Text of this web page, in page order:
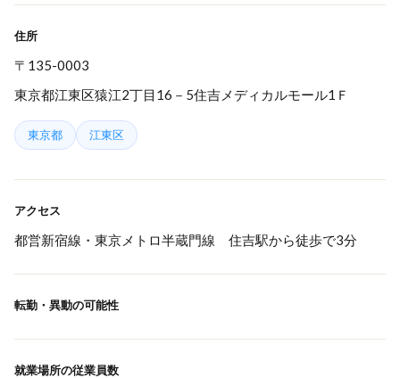
住所
〒135-0003
東京都江東区猿江2丁目16－5住吉メディカルモール1Ｆ
東京都 江東区
アクセス
都営新宿線・東京メトロ半蔵門線 住吉駅から徒歩で3分
転勤・異動の可能性
就業場所の従業員数